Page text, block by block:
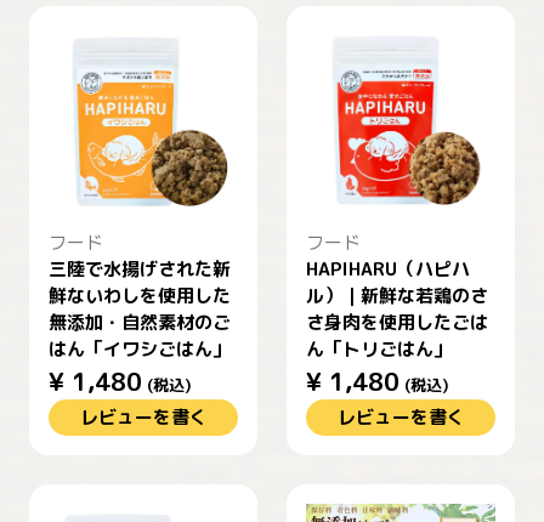
フード
三陸で水揚げされた新
鮮ないわしを使用した
無添加・自然素材のご
はん「イワシごはん」
¥ 1,480 (税込)
レビューを書く
フード
HAPIHARU（ハピハ
ル）｜新鮮な若鶏のさ
さ身肉を使用したごは
ん「トリごはん」
¥ 1,480 (税込)
レビューを書く